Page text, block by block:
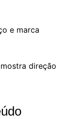
e marca
direção